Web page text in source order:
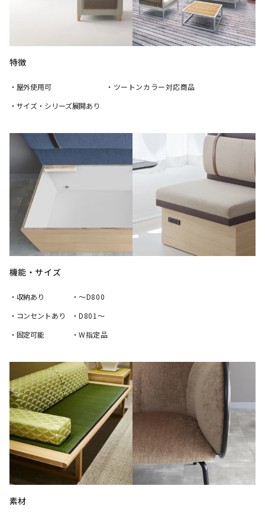
特徴
・屋外使用可
・サイズ・シリーズ展開あり
・ツートンカラー対応商品
機能・サイズ
・収納あり
・コンセントあり
・固定可能
・～D800
・D801～
・W指定品
素材